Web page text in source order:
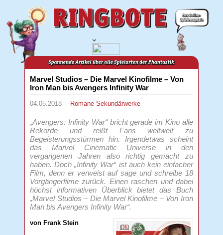
Marvel Studios – Die Marvel Kinofilme – Von
Iron Man bis Avengers Infinity War
04.05.2018 RomaneSekundärwerke
„Avengers: Infinity War“ bricht gerade im Kino alle
Rekorde und reißt Fans weltweit zu
Begeisterungsstürmen hin. Irgendetwas scheint
das Marvel Cinematic Universe in den
vergangenen Jahren also richtig gemacht zu
haben. Doch „Infinity War“ ist auch kein einfacher
Film, denn er verweist auf sage und schreibe 18
Vorgängerfilme zurück. Einen raschen und dabei
höchst informativen Überblick bietet das Buch
„Marvel Studios – Die Marvel Kinofilme – Von Iron
Man bis Avengers Infinity War“.
von Frank Stein